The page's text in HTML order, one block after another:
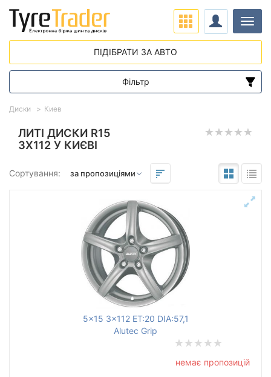
ЛИТІ ДИСКИ R15
3X112 У КИЄВІ
Сортування:
5x15 3x112 ET:20 DIA:57,1
Alutec Grip
немає пропозицій
Диски Киев
ПІДІБРАТИ ЗА АВТО
Фільтр
Діапазон цін
від
до
до